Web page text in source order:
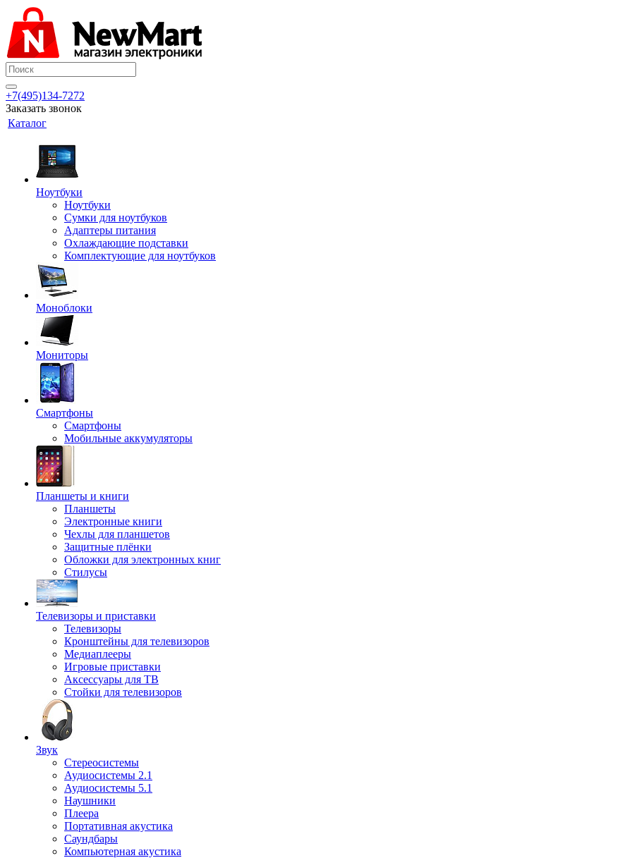
+7(495)134-7272
Заказать звонок
Каталог
Ноутбуки
Ноутбуки
Сумки для ноутбуков
Адаптеры питания
Охлаждающие подставки
Комплектующие для ноутбуков
Моноблоки
Мониторы
Смартфоны
Смартфоны
Мобильные аккумуляторы
Планшеты и книги
Планшеты
Электронные книги
Чехлы для планшетов
Защитные плёнки
Обложки для электронных книг
Стилусы
Телевизоры и приставки
Телевизоры
Кронштейны для телевизоров
Медиаплееры
Игровые приставки
Аксессуары для ТВ
Стойки для телевизоров
Звук
Стереосистемы
Аудиосистемы 2.1
Аудиосистемы 5.1
Наушники
Плеера
Портативная акустика
Саундбары
Компьютерная акустика